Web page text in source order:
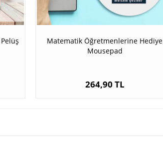
Matematik Öğretmenlerine Hediye
Mousepad
264,90 TL